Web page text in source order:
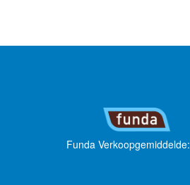
Funda Verkoopgemiddelde: